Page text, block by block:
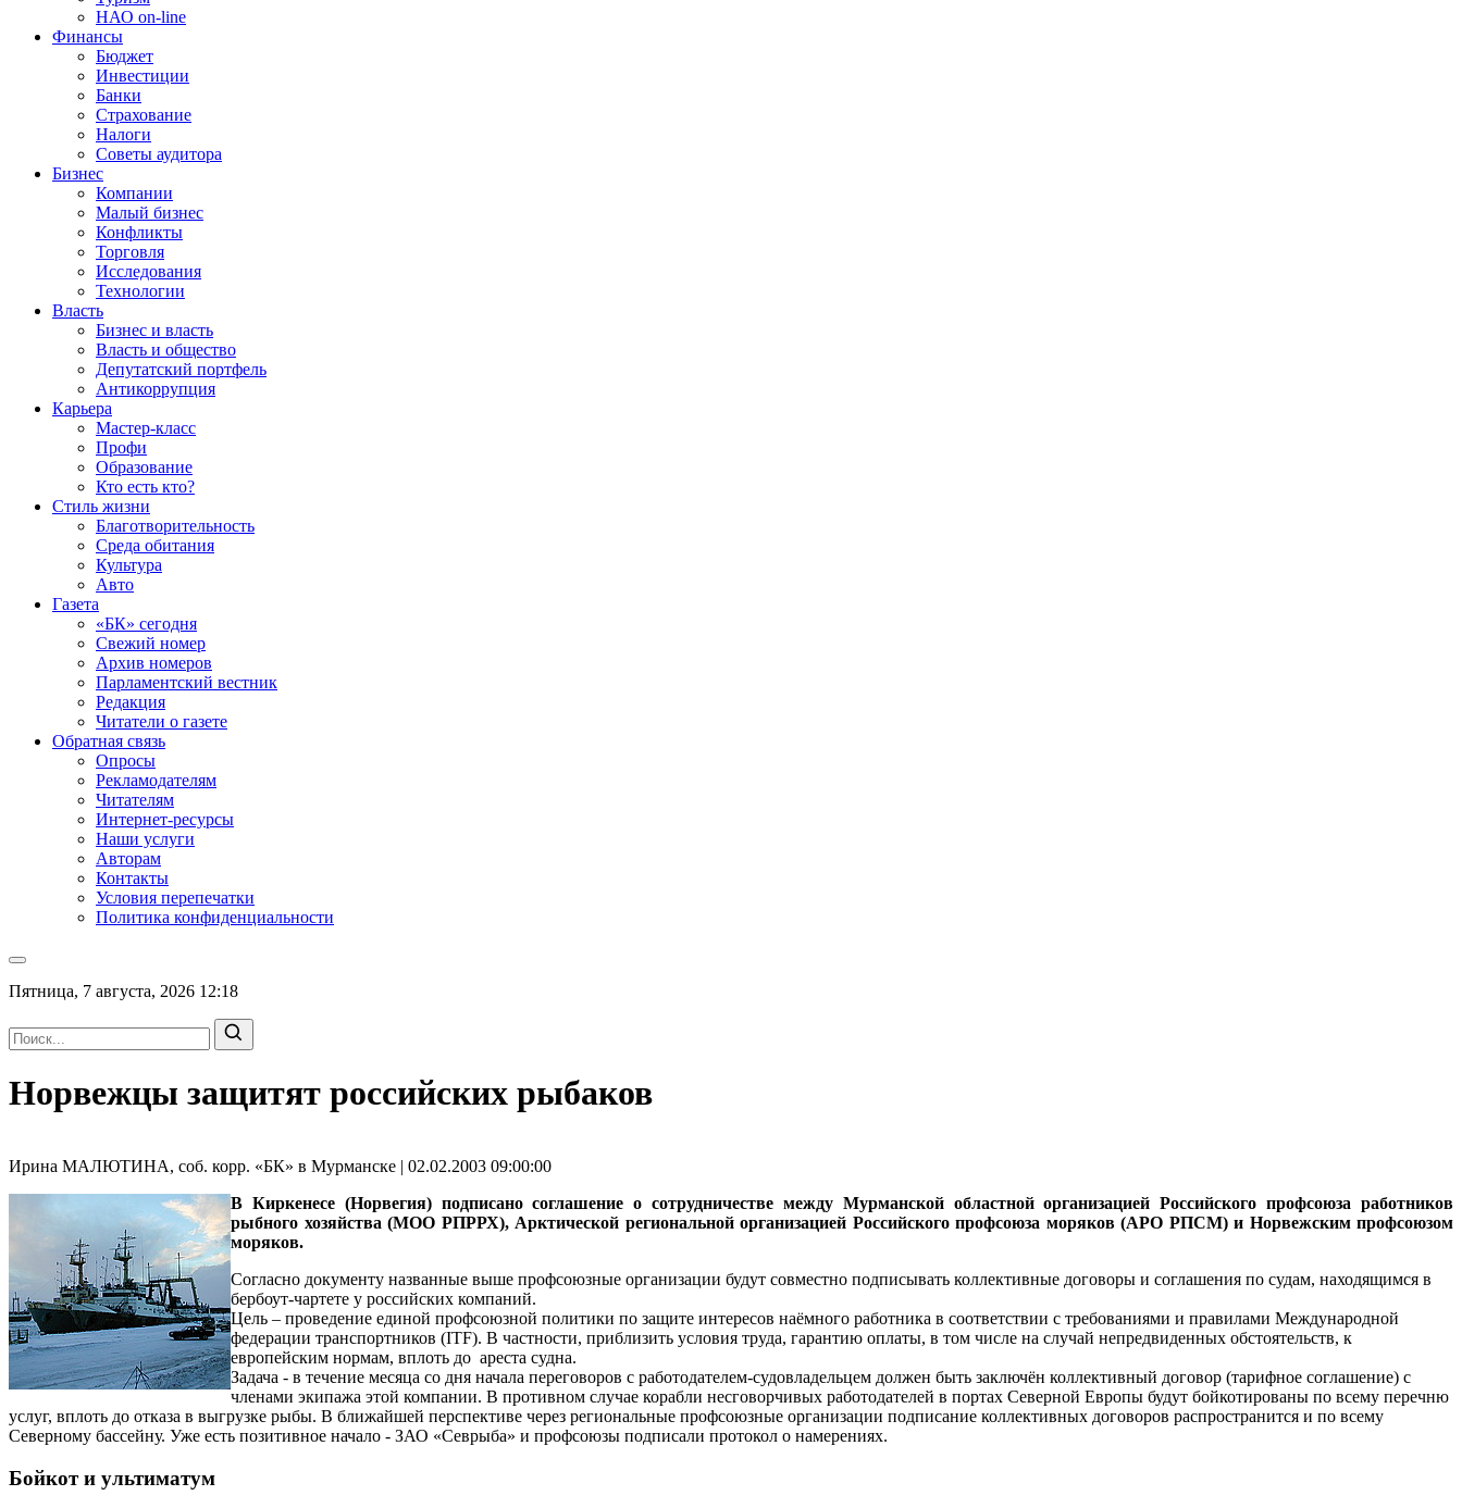
НАО on-line
Финансы
Бюджет
Инвестиции
Банки
Страхование
Налоги
Советы аудитора
Бизнес
Компании
Малый бизнес
Конфликты
Торговля
Исследования
Технологии
Власть
Бизнес и власть
Власть и общество
Депутатский портфель
Антикоррупция
Карьера
Мастер-класс
Профи
Образование
Кто есть кто?
Стиль жизни
Благотворительность
Среда обитания
Культура
Авто
Газета
«БК» сегодня
Свежий номер
Архив номеров
Парламентский вестник
Редакция
Читатели о газете
Обратная связь
Опросы
Рекламодателям
Читателям
Интернет-ресурсы
Наши услуги
Авторам
Контакты
Условия перепечатки
Политика конфиденциальности
Пятница, 7 августа, 2026 12:18
Норвежцы защитят российских рыбаков
Ирина МАЛЮТИНА, соб. корр. «БК» в Мурманске | 02.02.2003 09:00:00
В Киркенесе (Норвегия) подписано соглашение о сотрудничестве между Мурманской областной организацией Российского профсоюза работников
рыбного хозяйства (МОО РПРРХ), Арктической региональной организацией Российского профсоюза моряков (АРО РПСМ) и Норвежским профсоюзом
моряков.
Согласно документу названные выше профсоюзные организации будут совместно подписывать коллективные договоры и соглашения по судам, находящимся в
бербоут-чартете у российских компаний.
Цель – проведение единой профсоюзной политики по защите интересов наёмного работника в соответствии с требованиями и правилами Международной
федерации транспортников (ITF). В частности, приблизить условия труда, гарантию оплаты, в том числе на случай непредвиденных обстоятельств, к
европейским нормам, вплоть до ареста судна.
Задача - в течение месяца со дня начала переговоров с работодателем-судовладельцем должен быть заключён коллективный договор (тарифное соглашение) с
членами экипажа этой компании. В противном случае корабли несговорчивых работодателей в портах Северной Европы будут бойкотированы по всему перечню
услуг, вплоть до отказа в выгрузке рыбы. В ближайшей перспективе через региональные профсоюзные организации подписание коллективных договоров распространится и по всему
Северному бассейну. Уже есть позитивное начало - ЗАО «Севрыба» и профсоюзы подписали протокол о намерениях.
Бойкот и ультиматум